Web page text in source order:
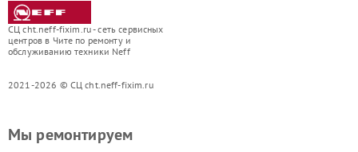
СЦ cht.neff-fixim.ru - сеть сервисных
центров в Чите по ремонту и
обслуживанию техники Neff
2021-2026 © СЦ cht.neff-fixim.ru
Мы ремонтируем